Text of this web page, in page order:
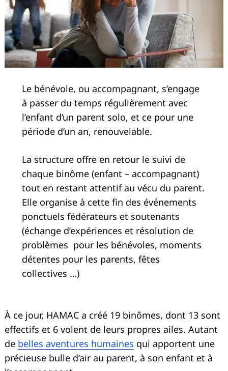
Le bénévole, ou accompagnant, s’engage
à passer du temps régulièrement avec
l’enfant d’un parent solo, et ce pour une
période d’un an, renouvelable.
La structure offre en retour le suivi de
chaque binôme (enfant – accompagnant)
tout en restant attentif au vécu du parent.
Elle organise à cette fin des événements
ponctuels fédérateurs et soutenants
(échange d’expériences et résolution de
problèmes pour les bénévoles, moments
détentes pour les parents, fêtes
collectives …)
À ce jour, HAMAC a créé 19 binômes, dont 13 sont
effectifs et 6 volent de leurs propres ailes. Autant
de belles aventures humaines qui apportent une
précieuse bulle d’air au parent, à son enfant et à